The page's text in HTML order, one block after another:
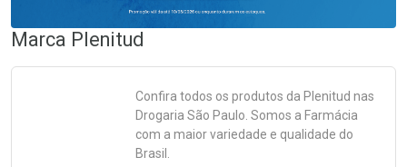
Marca Plenitud
Confira todos os produtos da Plenitud nas
Drogaria São Paulo. Somos a Farmácia
com a maior variedade e qualidade do
Brasil.